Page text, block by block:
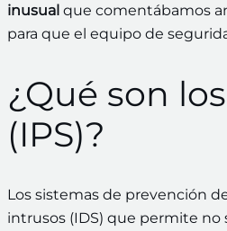
inusual que comentábamos
para que el equipo de
¿Qué son
(IPS)?
Los sistemas de prevención
intrusos (IDS) que permite no